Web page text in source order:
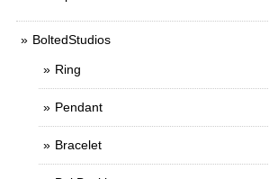
BoltedStudios
Ring
Pendant
Bracelet